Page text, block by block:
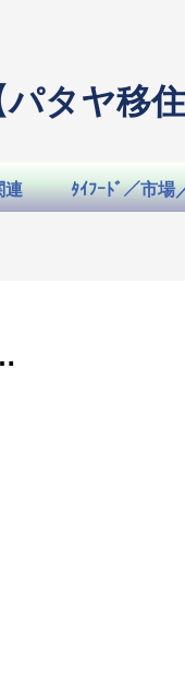
タヤ移
連 ﾀｲﾌｰﾄﾞ／市場